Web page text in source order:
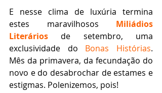
E nesse clima de luxúria termina
estes maravilhosos Miliádios
Literários de setembro, uma
exclusividade do Bonas Histórias.
Mês da primavera, da fecundação do
novo e do desabrochar de estames e
estigmas. Polenizemos, pois!